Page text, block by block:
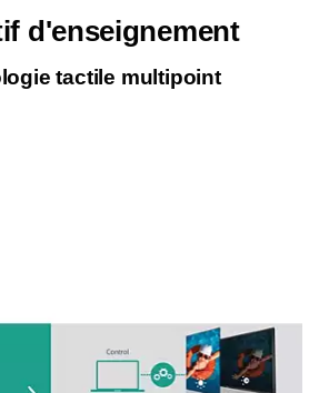
d'enseignement
tactile multipoint